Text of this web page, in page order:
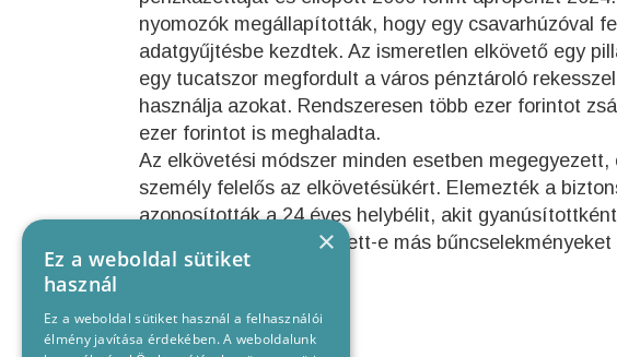
nyomozók megállapították, hogy egy csavarhúzóval
adatgyűjtésbe kezdtek. Az ismeretlen elkövető egy
egy tucatszor megfordult a város pénztároló
használja azokat. Rendszeresen több ezer forintot
ezer forintot is meghaladta.
Az elkövetési módszer minden esetben
személy felelős az elkövetésükért. Elemezték a
azonosították a 24 éves helybélit, akit
vizsgálják, hogy elkövetett-e más bűncselekményeket
×
Ez a weboldal sütiket
használ
Ez a weboldal sütiket használ a felhasználói
élmény javítása érdekében. A weboldalunk